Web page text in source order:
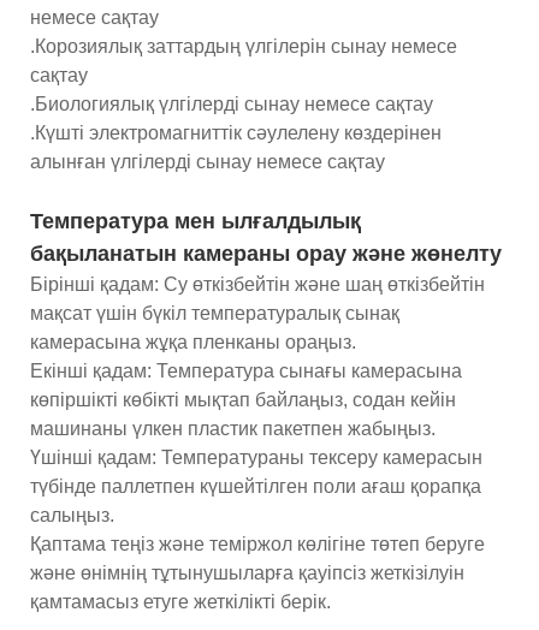
немесе сақтау
.Корозиялық заттардың үлгілерін сынау немесе
сақтау
.Биологиялық үлгілерді сынау немесе сақтау
.Күшті электромагниттік сәулелену көздерінен
алынған үлгілерді сынау немесе сақтау
Температура мен ылғалдылық
бақыланатын камераны орау және жөнелту
Бірінші қадам: Су өткізбейтін және шаң өткізбейтін
мақсат үшін бүкіл температуралық сынақ
камерасына жұқа пленканы ораңыз.
Екінші қадам: Температура сынағы камерасына
көпіршікті көбікті мықтап байлаңыз, содан кейін
машинаны үлкен пластик пакетпен жабыңыз.
Үшінші қадам: Температураны тексеру камерасын
түбінде паллетпен күшейтілген поли ағаш қорапқа
салыңыз.
Қаптама теңіз және теміржол көлігіне төтеп беруге
және өнімнің тұтынушыларға қауіпсіз жеткізілуін
қамтамасыз етуге жеткілікті берік.